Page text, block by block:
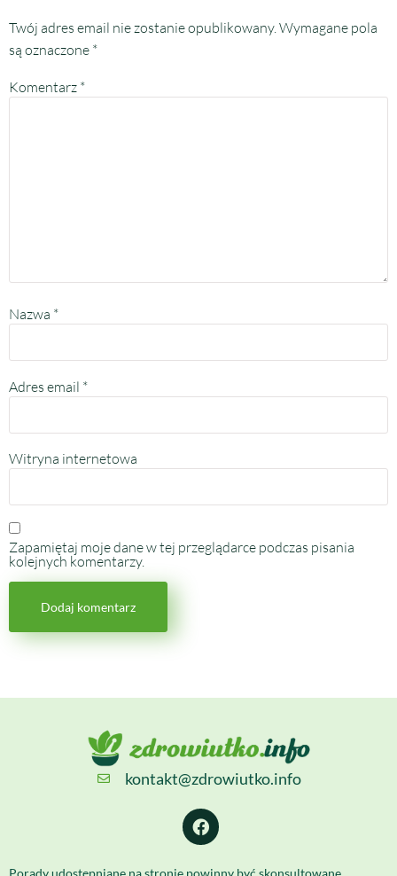
Twój adres email nie zostanie opublikowany.Wymagane pola
są oznaczone *
Komentarz *
Nazwa *
Adres email *
Witryna internetowa
Zapamiętaj moje dane w tej przeglądarce podczas pisania
kolejnych komentarzy.
kontakt@zdrowiutko.info